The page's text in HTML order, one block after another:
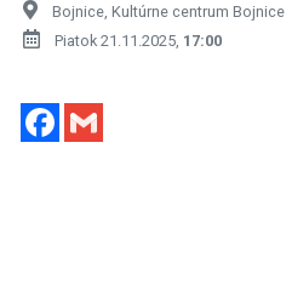
Bojnice, Kultúrne centrum Bojnice
Piatok 21.11.2025, 17:00
Facebook